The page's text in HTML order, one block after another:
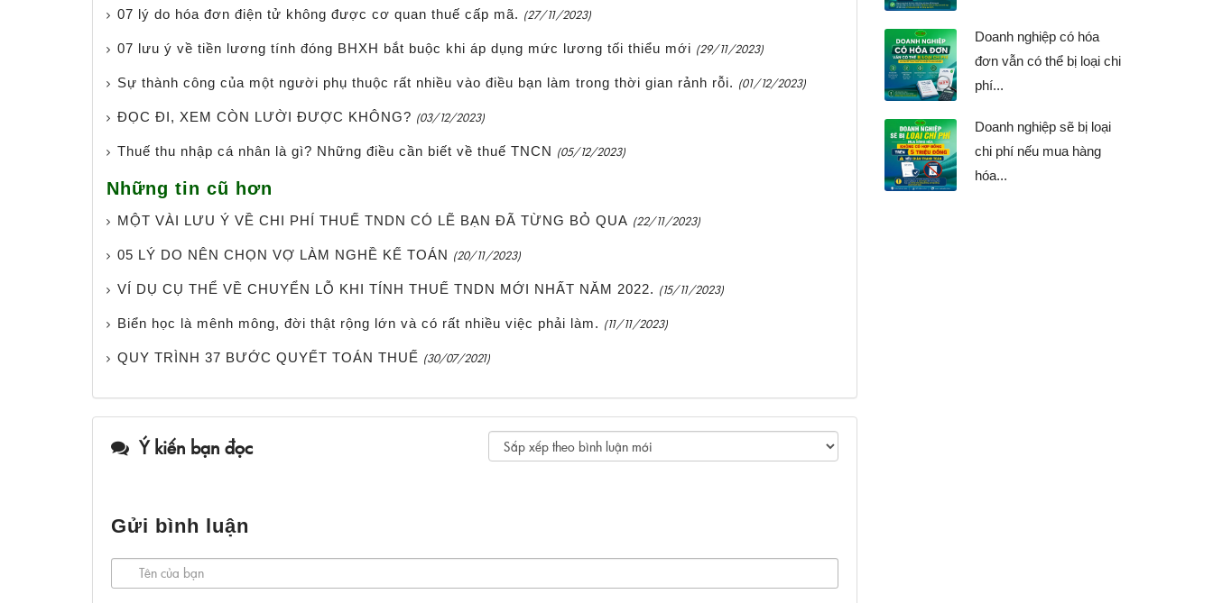
07 lý do hóa đơn điện tử không được cơ quan thuế cấp mã. (27/11/2023)
07 lưu ý về tiền lương tính đóng BHXH bắt buộc khi áp dụng mức lương tối thiểu mới (29/11/2023)
Sự thành công của một người phụ thuộc rất nhiều vào điều bạn làm trong thời gian rảnh rỗi. (01/12/2023)
ĐỌC ĐI, XEM CÒN LƯỜI ĐƯỢC KHÔNG? (03/12/2023)
Thuế thu nhập cá nhân là gì? Những điều cần biết về thuế TNCN (05/12/2023)
Những tin cũ hơn
MỘT VÀI LƯU Ý VỀ CHI PHÍ THUẾ TNDN CÓ LẼ BẠN ĐÃ TỪNG BỎ QUA (22/11/2023)
05 LÝ DO NÊN CHỌN VỢ LÀM NGHỀ KẾ TOÁN (20/11/2023)
VÍ DỤ CỤ THỂ VỀ CHUYỂN LỖ KHI TÍNH THUẾ TNDN MỚI NHẤT NĂM 2022. (15/11/2023)
Biển học là mênh mông, đời thật rộng lớn và có rất nhiều việc phải làm. (11/11/2023)
QUY TRÌNH 37 BƯỚC QUYẾT TOÁN THUẾ (30/07/2021)
Ý kiến bạn đọc
Gửi bình luận
Doanh nghiệp có hóa
đơn vẫn có thể bị loại chi
phí...
Doanh nghiệp sẽ bị loại
chi phí nếu mua hàng
hóa...